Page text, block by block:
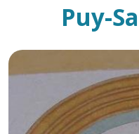
PATRIMOINE
RANDONNÉES
ORGANISER SON
RECHERCHER
Puy-